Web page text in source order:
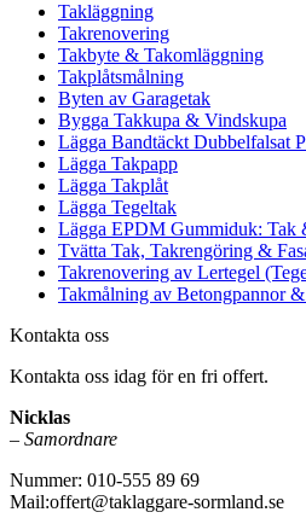
Takläggning
Takrenovering
Takbyte & Takomläggning
Takplåtsmålning
Byten av Garagetak
Bygga Takkupa & Vindskupa
Lägga Bandtäckt Dubbelfalsat
Lägga Takpapp
Lägga Takplåt
Lägga Tegeltak
Lägga EPDM Gummiduk: Tak
Tvätta Tak, Takrengöring &
Takrenovering av Lertegel
Takmålning av Betongpannor
Kontakta oss
Kontakta oss idag för en fri offert.
Nicklas
– Samordnare
Nummer: 010-555 89 69
Mail:offert@taklaggare-sormland.se